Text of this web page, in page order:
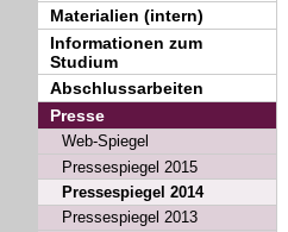
Materialien (intern)
Informationen zum
Studium
Abschlussarbeiten
Presse
Web-Spiegel
Pressespiegel 2015
Pressespiegel 2014
Pressespiegel 2013